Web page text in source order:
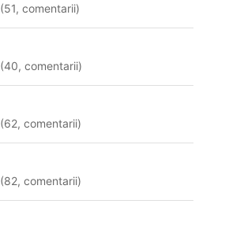
(51,comentarii)
(40,comentarii)
(62,comentarii)
(82,comentarii)